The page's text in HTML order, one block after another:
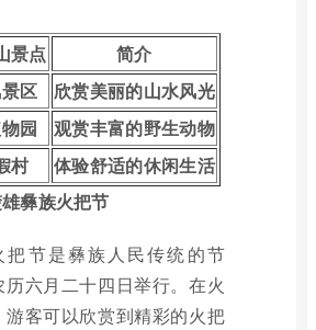
景点
简介
区
欣赏美丽的山水风光
园
观赏丰富的野生动物
村
体验舒适的休闲生活
彝族火把节
把节是彝族人民传统的节
历六月二十四日举行。在火
游客可以欣赏到精彩的火把